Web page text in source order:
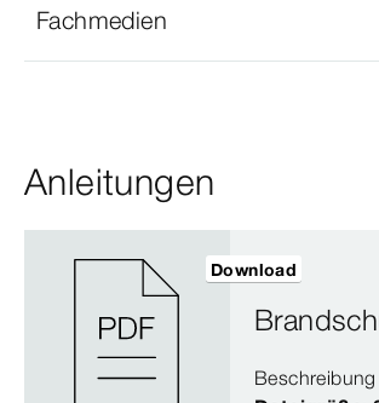
Fachmedien
Anleitungen
Download